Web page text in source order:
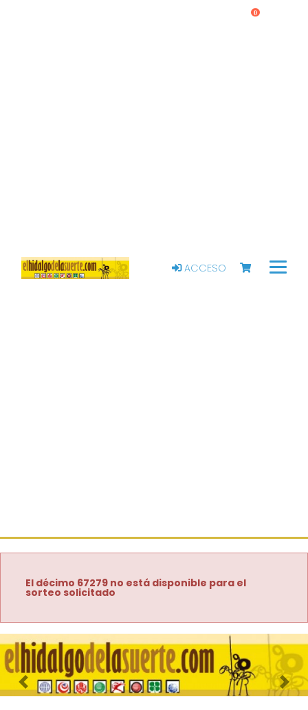
ACCESO
0
El décimo 67279 no está disponible para el
sorteo solicitado
Imagen anterior